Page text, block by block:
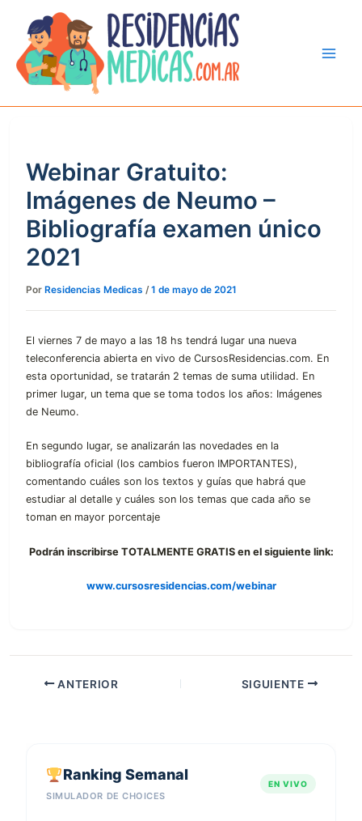
contenido
Webinar Gratuito:
Imágenes de Neumo –
Bibliografía examen único
2021
Por Residencias Medicas /1 de mayo de 2021
El viernes 7 de mayo a las 18 hs tendrá lugar una nueva
teleconferencia abierta en vivo de CursosResidencias.com. En
esta oportunidad, se tratarán 2 temas de suma utilidad. En
primer lugar, un tema que se toma todos los años: Imágenes
de Neumo.
En segundo lugar, se analizarán las novedades en la
bibliografía oficial (los cambios fueron IMPORTANTES),
comentando cuáles son los textos y guías que habrá que
estudiar al detalle y cuáles son los temas que cada año se
toman en mayor porcentaje
Podrán inscribirse TOTALMENTE GRATIS en el siguiente link:
www.cursosresidencias.com/webinar
ANTERIOR SIGUIENTE
Ranking Semanal
SIMULADOR DE CHOICES
EN VIVO